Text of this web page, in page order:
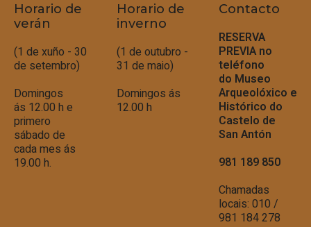
Horario de
verán
(1 de xuño - 30
de setembro)
Domingos
ás 12.00 h e
primero
sábado de
cada mes ás
19.00 h.
Horario de
inverno
(1 de outubro -
31 de maio)
Domingos ás
12.00 h
Contacto
RESERVA
PREVIA no
teléfono
do Museo
Arqueolóxico e
Histórico do
Castelo de
San Antón
981 189 850
Chamadas
locais: 010 /
981 184 278